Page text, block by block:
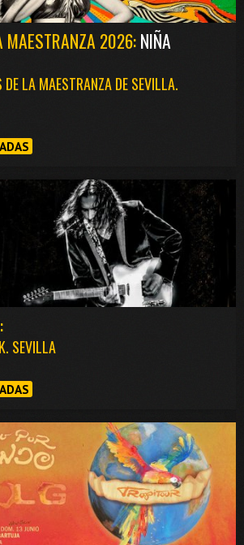
MAESTRANZA 2026:NIÑA
LA MAESTRANZA DE SEVILLA.
SEVILLA